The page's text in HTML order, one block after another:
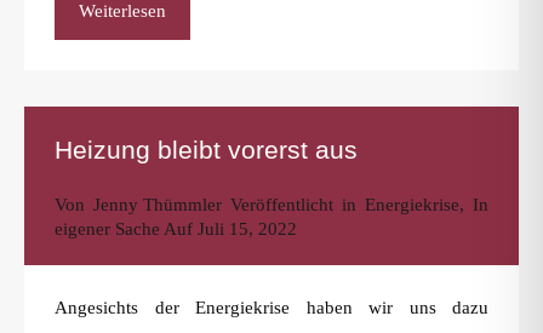
Weiterlesen
Heizung bleibt vorerst aus
Von Jenny Thümmler Veröffentlicht in Energiekrise, In
eigener Sache Auf Juli 15, 2022
Angesichts der Energiekrise haben wir uns dazu